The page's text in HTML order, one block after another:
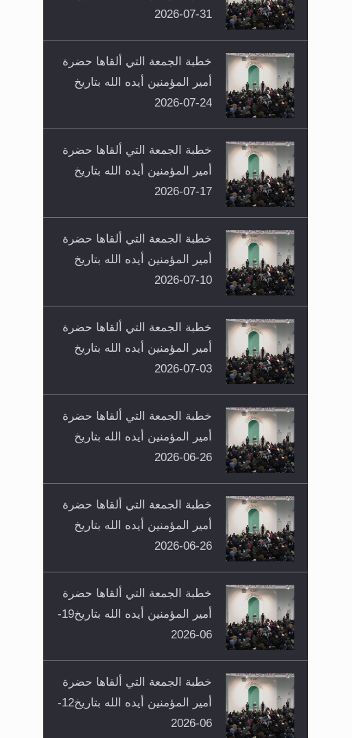
31-07-2026
خطبة الجمعة التي ألقاها حضرة
أمير المؤمنين أيده الله بتاريخ
24-07-2026
خطبة الجمعة التي ألقاها حضرة
أمير المؤمنين أيده الله بتاريخ
17-07-2026
خطبة الجمعة التي ألقاها حضرة
أمير المؤمنين أيده الله بتاريخ
10-07-2026
خطبة الجمعة التي ألقاها حضرة
أمير المؤمنين أيده الله بتاريخ
03-07-2026
خطبة الجمعة التي ألقاها حضرة
أمير المؤمنين أيده الله بتاريخ
26-06-2026
خطبة الجمعة التي ألقاها حضرة
أمير المؤمنين أيده الله بتاريخ
26-06-2026
خطبة الجمعة التي ألقاها حضرة
أمير المؤمنين أيده الله بتاريخ19-
06-2026
خطبة الجمعة التي ألقاها حضرة
أمير المؤمنين أيده الله بتاريخ12-
06-2026